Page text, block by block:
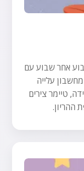
אחר שבוע עם
עלייה
טיימר צירים
ההריון.